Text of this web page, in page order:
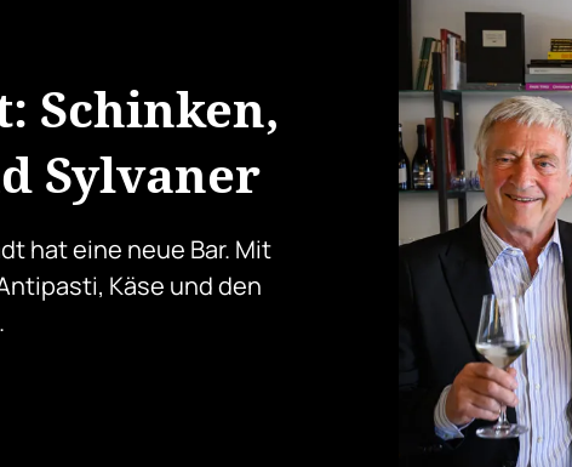
Schinken,
Sylvaner
hat eine neue Bar. Mit
Käse und den